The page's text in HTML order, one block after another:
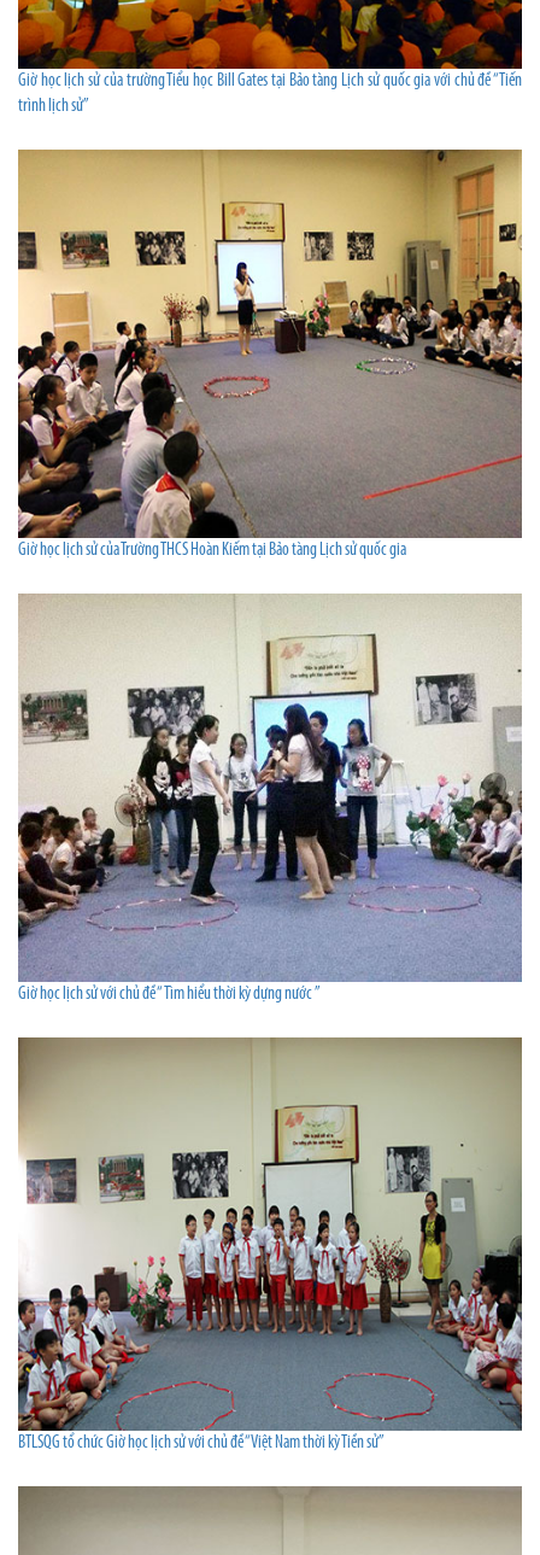
Giờ học lịch sử của trường Tiểu học Bill Gates tại Bảo tàng Lịch sử quốc gia với chủ đề “Tiến
trình lịch sử”
Giờ học lịch sử của Trường THCS Hoàn Kiếm tại Bảo tàng Lịch sử quốc gia
Giờ học lịch sử với chủ đề “ Tìm hiểu thời kỳ dựng nước ”
BTLSQG tổ chức Giờ học lịch sử với chủ đề “Việt Nam thời kỳ Tiền sử”